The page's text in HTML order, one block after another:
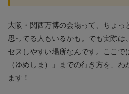
大阪・関西万博の会場って、ちょっ
思ってる人もいるかも。でも実際は
セスしやすい場所なんです。ここで
（ゆめしま）」までの行き方を、
ます！